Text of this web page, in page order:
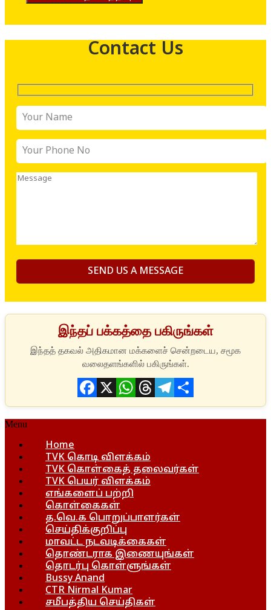
Contact Us
இந்தப் பக்கத்தை பகிருங்கள்
Facebook
X WhatsApp
ThreadsTelegram
Share
Menu
Home
TVK கொடி விளக்கம்
TVK கொள்கைத் தலைவர்கள்
TVK பெயர் விளக்கம்
எங்களைப் பற்றி
கொள்கைகள்
த.வெ.க பொறுப்பாளர்கள்
செய்திக்குறிப்பு
மாவட்ட நடவடிக்கைகள்
தொண்டராக இணையுங்கள்
தொடர்பு கொள்ளுங்கள்
Bussy Anand
CTR Nirmal Kumar
சமீபத்திய செய்திகள்